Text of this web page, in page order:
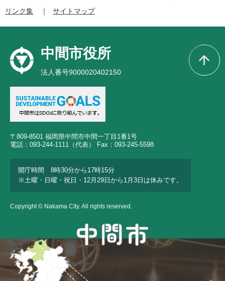
リンク集
サイトマップ
中間市役所
法人番号9000020402150
〒809-8501 福岡県中間市中間一丁目1番1号
電話：093-244-1111（代表） Fax：093-245-5598
開庁時間 8時30分から17時15分
※土曜・日曜・祝日・12月29日から1月3日は休みです。
Copyright © Nakama City. All rights reserved.